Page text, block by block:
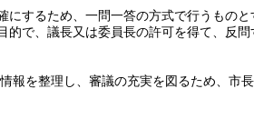
するため、一問一答の方式で行うものと
で、議長又は委員長の許可を得て、反問
報を整理し、審議の充実を図るため、市